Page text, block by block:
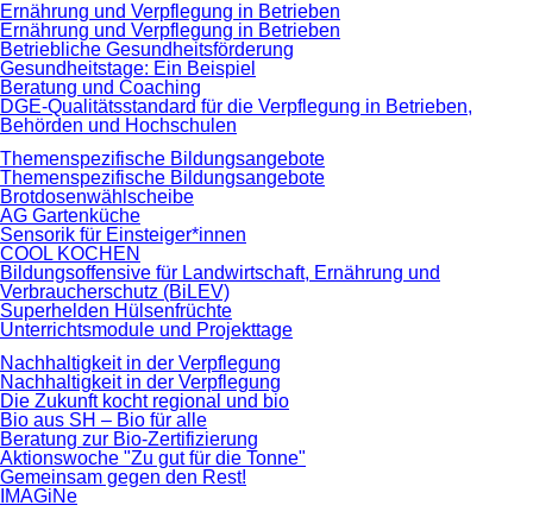
Ernährung und Verpflegung in Betrieben
Ernährung und Verpflegung in Betrieben
Betriebliche Gesundheitsförderung
Gesundheitstage: Ein Beispiel
Beratung und Coaching
DGE-Qualitätsstandard für die Verpflegung in Betrieben,
Behörden und Hochschulen
Themenspezifische Bildungsangebote
Themenspezifische Bildungsangebote
Brotdosenwählscheibe
AG Gartenküche
Sensorik für Einsteiger*innen
COOL KOCHEN
Bildungsoffensive für Landwirtschaft, Ernährung und
Verbraucherschutz (BiLEV)
Superhelden Hülsenfrüchte
Unterrichtsmodule und Projekttage
Nachhaltigkeit in der Verpflegung
Nachhaltigkeit in der Verpflegung
Die Zukunft kocht regional und bio
Bio aus SH – Bio für alle
Beratung zur Bio-Zertifizierung
Aktionswoche "Zu gut für die Tonne"
Gemeinsam gegen den Rest!
IMAGiNe